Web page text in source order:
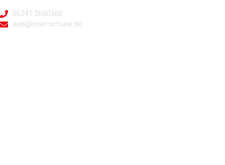
06241 2680380
web@mwr-schuhe.de